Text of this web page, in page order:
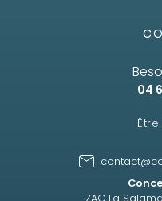
04
ZAC La